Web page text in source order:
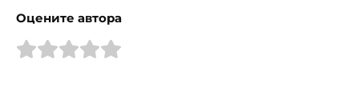
Оцените автора